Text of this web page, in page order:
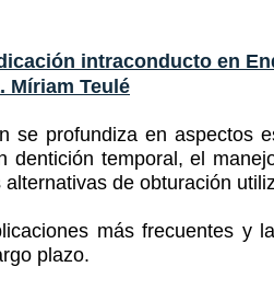
intraconducto en
Míriam Teulé
se profundiza en aspectos
dentición temporal, el
de obturación
más frecuentes y
plazo.